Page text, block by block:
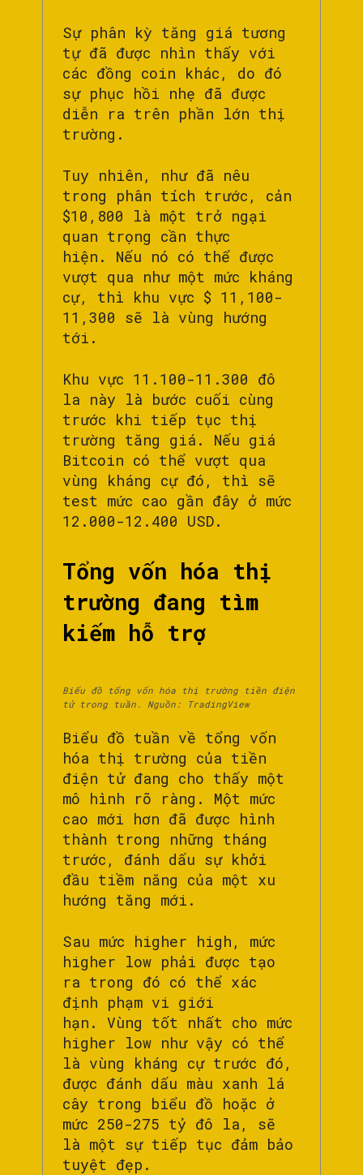
Sự phân kỳ tăng giá tương
tự đã được nhìn thấy với
các đồng coin khác, do đó
sự phục hồi nhẹ đã được
diễn ra trên phần lớn thị
trường.
Tuy nhiên, như đã nêu
trong phân tích trước, cản
$10,800 là một trở ngại
quan trọng cần thực
hiện. Nếu nó có thể được
vượt qua như một mức kháng
cự, thì khu vực $ 11,100-
11,300 sẽ là vùng hướng
tới.
Khu vực 11.100-11.300 đô
la này là bước cuối cùng
trước khi tiếp tục thị
trường tăng giá. Nếu giá
Bitcoin có thể vượt qua
vùng kháng cự đó, thì sẽ
test mức cao gần đây ở mức
12.000-12.400 USD.
Tổng vốn hóa thị
trường đang tìm
kiếm hỗ trợ
Biểu đồ tổng vốn hóa thị trường tiền điện
tử trong tuần. Nguồn: TradingView
Biểu đồ tuần về tổng vốn
hóa thị trường của tiền
điện tử đang cho thấy một
mô hình rõ ràng. Một mức
cao mới hơn đã được hình
thành trong những tháng
trước, đánh dấu sự khởi
đầu tiềm năng của một xu
hướng tăng mới.
Sau mức higher high, mức
higher low phải được tạo
ra trong đó có thể xác
định phạm vi giới
hạn. Vùng tốt nhất cho mức
higher low như vậy có thể
là vùng kháng cự trước đó,
được đánh dấu màu xanh lá
cây trong biểu đồ hoặc ở
mức 250-275 tỷ đô la, sẽ
là một sự tiếp tục đảm bảo
tuyệt đẹp.